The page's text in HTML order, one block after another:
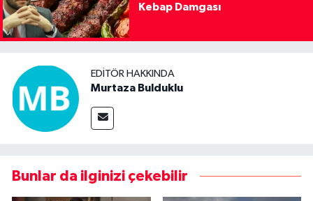
Kebap Damgası
EDITÖR HAKKINDA
Murtaza Bulduklu
Bunlar da ilginizi çekebilir